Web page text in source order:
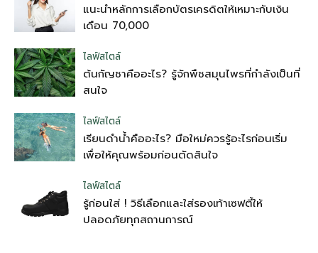
แนะนำหลักการเลือกบัตรเครดิตให้เหมาะกับเงิน
เดือน 70,000
ไลฟ์สไตล์
ต้นกัญชาคืออะไร? รู้จักพืชสมุนไพรที่กำลังเป็นที่
สนใจ
ไลฟ์สไตล์
เรียนดำน้ำคืออะไร? มือใหม่ควรรู้อะไรก่อนเริ่ม
เพื่อให้คุณพร้อมก่อนตัดสินใจ
ไลฟ์สไตล์
รู้ก่อนใส่ ! วิธีเลือกและใส่รองเท้าเซฟตี้ให้
ปลอดภัยทุกสถานการณ์